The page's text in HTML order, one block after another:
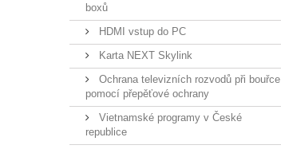
boxů
HDMI vstup do PC
Karta NEXT Skylink
Ochrana televizních rozvodů při bouřce
pomocí přepěťové ochrany
Vietnamské programy v České
republice